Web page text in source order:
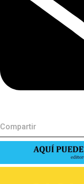
Compartir